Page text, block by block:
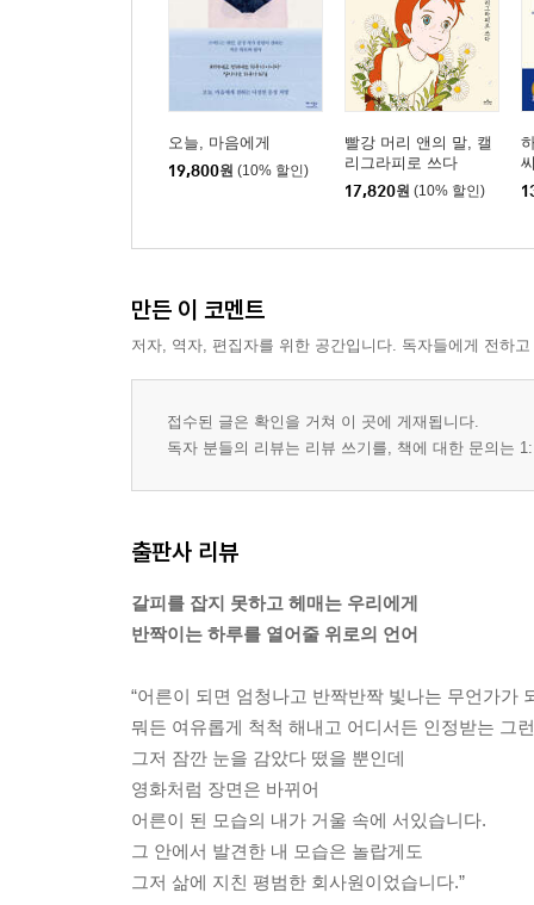
오늘, 마음에게
19,800원 (10% 할인)
빨강 머리 앤의 말, 캘
리그라피로 쓰다
17,820원 (10% 할인)
만든 이 코멘트
저자, 역자, 편집자를 위한 공간입니다. 독자들에게 전하
접수된 글은 확인을 거쳐 이 곳에 게재됩니다.
독자 분들의 리뷰는 리뷰 쓰기를, 책에 대한 문의는
출판사 리뷰
갈피를 잡지 못하고 헤매는 우리에게
반짝이는 하루를 열어줄 위로의 언어
“어른이 되면 엄청나고 반짝반짝 빛나는 무언가가
뭐든 여유롭게 척척 해내고 어디서든 인정받는 그
그저 잠깐 눈을 감았다 떴을 뿐인데
영화처럼 장면은 바뀌어
어른이 된 모습의 내가 거울 속에 서있습니다.
그 안에서 발견한 내 모습은 놀랍게도
그저 삶에 지친 평범한 회사원이었습니다.”